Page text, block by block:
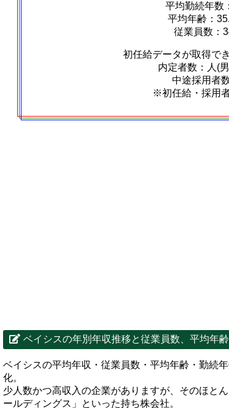
平均勤続年数
平均年齢：
従業員数：
初任給データが取得で
内定者数：人(
中途採用者
※初任給・採用
ベイシスの年別年収推移と従業員数、平均年
ベイシスの平均年収・従業員数・平均年齢・勤続
化。
少人数かつ高収入の企業がありますが、そのほと
ールディングス」といった持ち株会社。